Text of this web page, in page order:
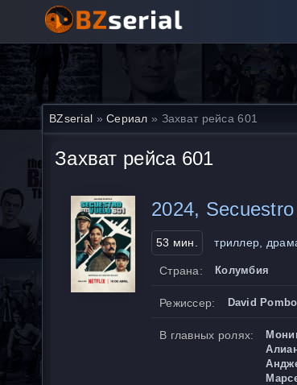
BZserial »Сериал » Захват рейса 601
Захват рейса 601
2024,
53 мин. триллер,
Страна: Колумбия
Режиссер: David
В главных ролях: